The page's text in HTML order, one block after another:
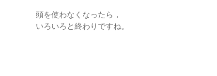
頭を使わなくなったら，
いろいろと終わりですね。